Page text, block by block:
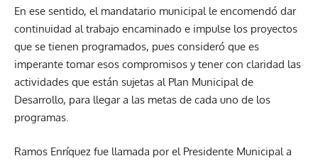
En ese sentido, el mandatario municipal le encomendó dar
continuidad al trabajo encaminado e impulse los proyectos
que se tienen programados, pues consideró que es
imperante tomar esos compromisos y tener con claridad las
actividades que están sujetas al Plan Municipal de
Desarrollo, para llegar a las metas de cada uno de los
programas.
Ramos Enríquez fue llamada por el Presidente Municipal a